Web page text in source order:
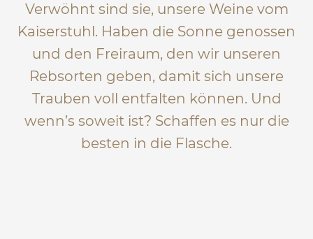
Verwöhnt sind sie, unsere Weine vom
Kaiserstuhl. Haben die Sonne genossen
und den Freiraum, den wir unseren
Rebsorten geben, damit sich unsere
Trauben voll entfalten können. Und
wenn’s soweit ist? Schaffen es nur die
besten in die Flasche.